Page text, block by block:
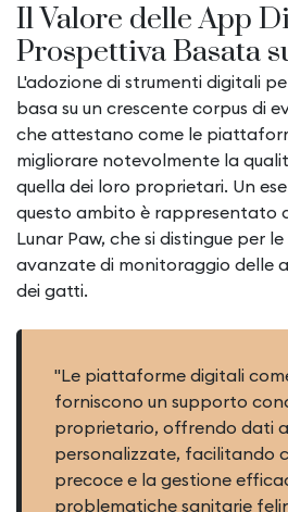
Il Valore delle App
Prospettiva Basata
L'adozione di strumenti digitali
basa su un crescente corpus di
che attestano come le
migliorare notevolmente la
quella dei loro proprietari. Un
questo ambito è rappresentato
Lunar Paw, che si distingue per
avanzate di monitoraggio delle
dei gatti.
"Le piattaforme digitali
forniscono un supporto
proprietario, offrendo dati
personalizzate, facilitando
precoce e la gestione
problematiche sanitarie